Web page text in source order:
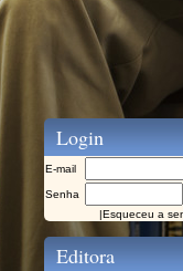
Login
E-mail
Senha
|Esqueceu a
Editora